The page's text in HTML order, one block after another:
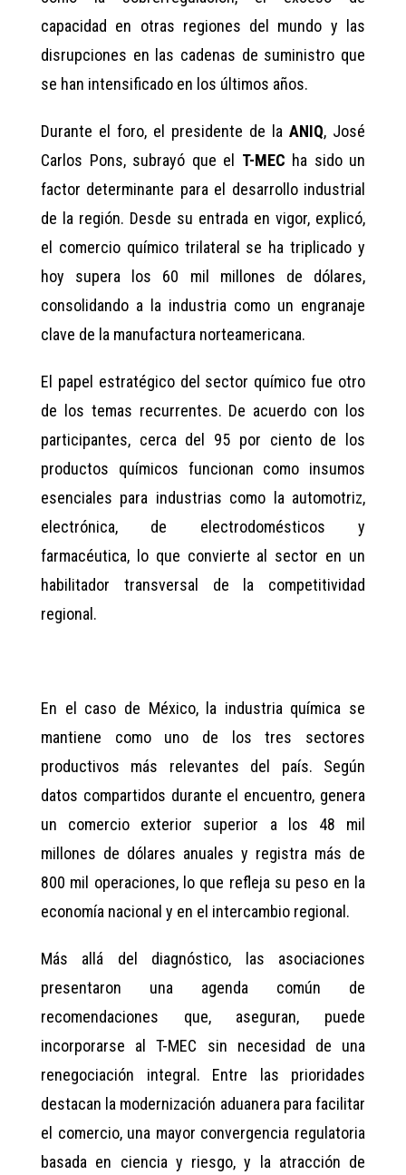
capacidad en otras regiones del mundo y las
disrupciones en las cadenas de suministro que
se han intensificado en los últimos años.
Durante el foro, el presidente de la ANIQ, José
Carlos Pons, subrayó que el T-MEC ha sido un
factor determinante para el desarrollo industrial
de la región. Desde su entrada en vigor, explicó,
el comercio químico trilateral se ha triplicado y
hoy supera los 60 mil millones de dólares,
consolidando a la industria como un engranaje
clave de la manufactura norteamericana.
El papel estratégico del sector químico fue otro
de los temas recurrentes. De acuerdo con los
participantes, cerca del 95 por ciento de los
productos químicos funcionan como insumos
esenciales para industrias como la automotriz,
electrónica, de electrodomésticos y
farmacéutica, lo que convierte al sector en un
habilitador transversal de la competitividad
regional.
En el caso de México, la industria química se
mantiene como uno de los tres sectores
productivos más relevantes del país. Según
datos compartidos durante el encuentro, genera
un comercio exterior superior a los 48 mil
millones de dólares anuales y registra más de
800 mil operaciones, lo que refleja su peso en la
economía nacional y en el intercambio regional.
Más allá del diagnóstico, las asociaciones
presentaron una agenda común de
recomendaciones que, aseguran, puede
incorporarse al T-MEC sin necesidad de una
renegociación integral. Entre las prioridades
destacan la modernización aduanera para facilitar
el comercio, una mayor convergencia regulatoria
basada en ciencia y riesgo, y la atracción de